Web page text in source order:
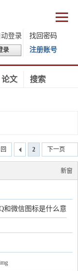
动登录
找回密码
录 注册账号
论文 搜索
2 下一页
新窗
和微信图标是什么意